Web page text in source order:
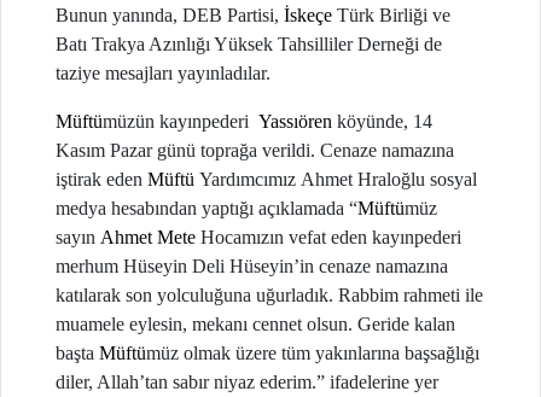
Bunun yanında, DEB Partisi, İskeçe Türk Birliği ve
Batı Trakya Azınlığı Yüksek Tahsilliler Derneği de
taziye mesajları yayınladılar.
Müftümüzün kayınpederi Yassıören köyünde, 14
Kasım Pazar günü toprağa verildi. Cenaze namazına
iştirak eden Müftü Yardımcımız Ahmet Hraloğlu sosyal
medya hesabından yaptığı açıklamada “Müftümüz
sayın Ahmet Mete Hocamızın vefat eden kayınpederi
merhum Hüseyin Deli Hüseyin’in cenaze namazına
katılarak son yolculuğuna uğurladık. Rabbim rahmeti ile
muamele eylesin, mekanı cennet olsun. Geride kalan
başta Müftümüz olmak üzere tüm yakınlarına başsağlığı
diler, Allah’tan sabır niyaz ederim.” ifadelerine yer